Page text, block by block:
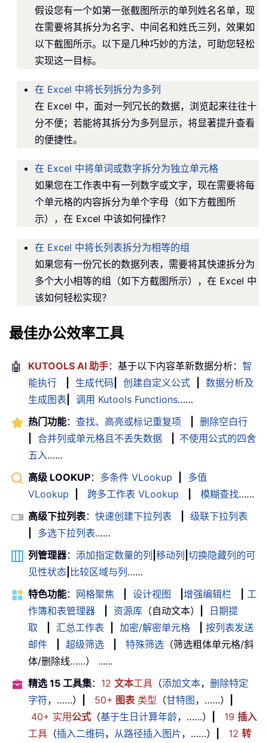
假设您有一个如第一张截图所示的单列姓名名单，现
在需要将其拆分为名字、中间名和姓氏三列，效果如
以下截图所示。以下是几种巧妙的方法，可助您轻松
实现这一目标。
在 Excel 中将长列拆分为多列
在 Excel 中，面对一列冗长的数据，浏览起来往往十
分不便；若能将其拆分为多列显示，将显著提升查看
的便捷性。
在 Excel 中将单词或数字拆分为独立单元格
如果您在工作表中有一列数字或文字，现在需要将每
个单元格的内容拆分为单个字母（如下方截图所
示），在 Excel 中该如何操作？
在 Excel 中将长列表拆分为相等的组
如果您有一份冗长的数据列表，需要将其快速拆分为
多个大小相等的组（如下方截图所示），在 Excel 中
该如何轻松实现？
最佳办公效率工具
🤖 KUTOOLS AI 助手：基于以下内容革新数据分析： 智
能执行
生成代码 创建自定义公式
数据分析及
生成图表
调用 Kutools Functions……
热门功能： 查找、高亮或标记重复项
删除空白行
合并列或单元格且不丢失数据
不使用公式的四舍
五入……
高级 LOOKUP： 多条件 VLookup
多值
VLookup
跨多工作表 VLookup 模糊查找……
高级下拉列表： 快速创建下拉列表
级联下拉列表
多选下拉列表……
列管理器： 添加指定数量的列 移动列 切换隐藏列的可
见性状态 比较区域与列……
特色功能： 网格聚焦 设计视图 增强编辑栏
工
作簿和表管理器
资源库 （自动文本）
日期提
取
汇总工作表 加密/解密单元格
按列表发送
邮件
超级筛选 特殊筛选 （筛选粗体单元格/斜
体/删除线……） ......
精选 15 工具集： 12 文本工具 （添加文本， 删除特定
字符，……） 50+ 图表 类型 （甘特图，……）
40+ 实用公式 （基于生日计算年龄，……） 19 插入
工具 （插入二维码， 从路径插入图片，……） 12 转